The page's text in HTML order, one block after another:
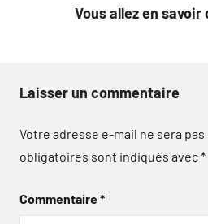
Vous allez en
Laisser un commentaire
Votre adresse e-mail ne sera pas
obligatoires sont indiqués avec*
Commentaire*